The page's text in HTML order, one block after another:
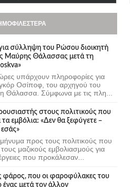
σύλληψη του Ρώσου διοικητή
Mαύρης Θάλασσας μετά τη
ώρες υπάρχουν πληροφορίες για
Οσίποφ, του αρχηγού του
Θάλασσα. Σύμφωνα με τις πλη...
στους πολιτικούς που
τα εμβόλια: «Δεν θα ξεφύγετε –
προς τους πολιτικούς που
τους μαζικούς εμβολιασμούς για
που προκάλεσαν...
φάρος, που οι φαροφύλακες του
ένας μετά τον άλλον